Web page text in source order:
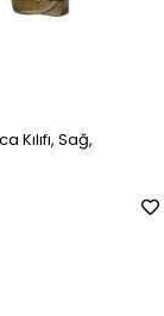
Kılıfı, Sağ,